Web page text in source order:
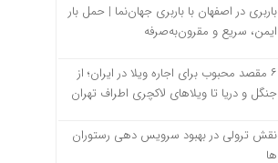
باربری در اصفهان با باربری جهان‌نما | حمل بار
ایمن، سریع و مقرون‌به‌صرفه
۶ مقصد محبوب برای اجاره ویلا در ایران؛ از
جنگل و دریا تا ویلاهای لاکچری اطراف تهران
نقش ترولی در بهبود سرویس دهی رستوران
ها